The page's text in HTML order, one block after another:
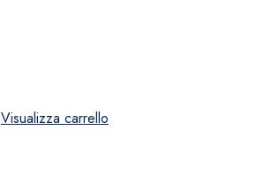
Visualizza carrello